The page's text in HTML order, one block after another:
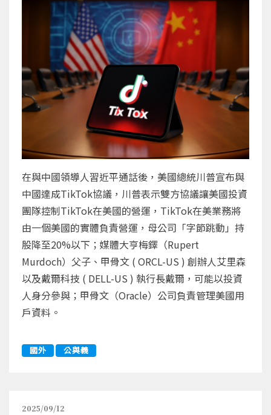
在與中國領導人習近平通話後，美國總統川普宣布與
中國達成TikTok協議，川普表示雙方協議讓美國投資
團隊控制TikTok在美國的營運，TikTok在美業務將
由一個美國的實體負責營運，母公司「字節跳動」持
股降至20%以下；媒體大亨梅鐸（Rupert
Murdoch）父子、甲骨文 ( ORCL-US ) 創辦人艾里森
以及戴爾科技 ( DELL-US ) 執行長戴爾，可能以投資
人身分參與；甲骨文（Oracle）公司負責管理美國用
戶資料。
國外 公與義
2025/09/12